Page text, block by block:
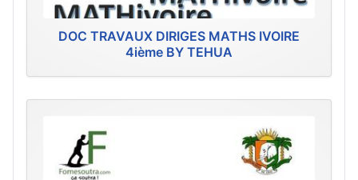
DOC TRAVAUX DIRIGES MATHS IVOIRE
4ième BY TEHUA